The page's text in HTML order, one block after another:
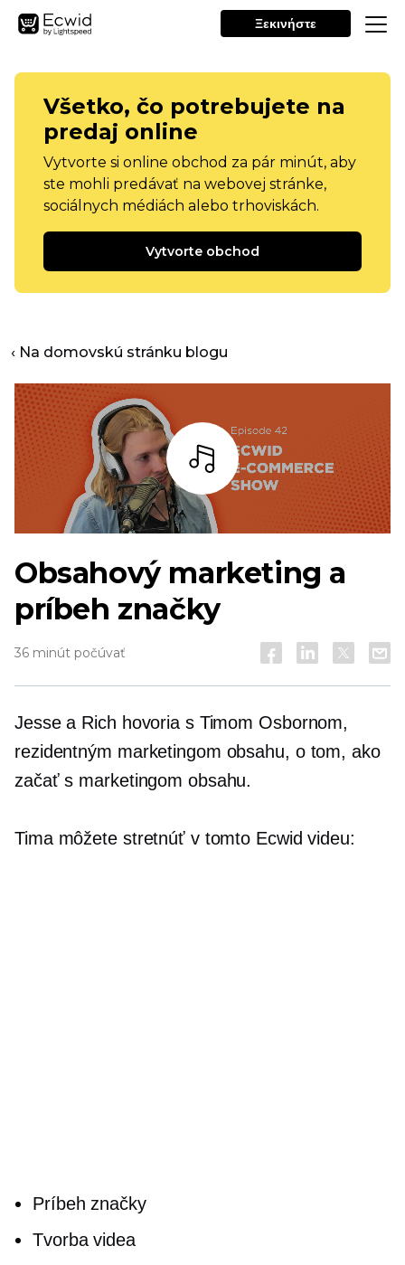
Ξεκινήστε
Všetko, čo potrebujete na
predaj online
Vytvorte si online obchod za pár minút, aby
ste mohli predávať na webovej stránke,
sociálnych médiách alebo trhoviskách.
Vytvorte obchod
‹ Na domovskú stránku blogu
počúvať
Obsahový marketing a
príbeh značky
36 minút počúvať
Jesse a Rich hovoria s Timom Osbornom,
rezidentným marketingom obsahu, o tom, ako
začať s marketingom obsahu.
Tima môžete stretnúť v tomto Ecwid videu:
Príbeh značky
Tvorba videa